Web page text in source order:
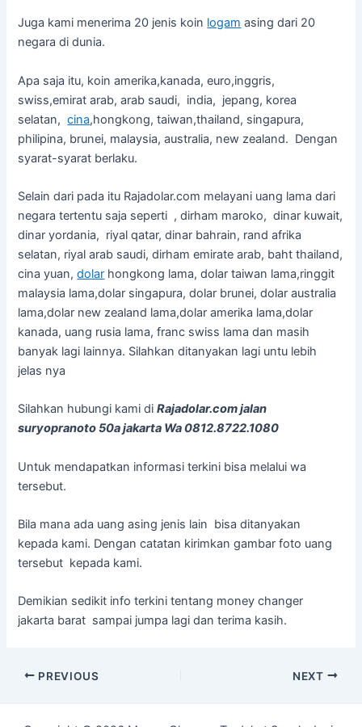
Juga kami menerima 20 jenis koin logam asing dari 20
negara di dunia.
Apa saja itu, koin amerika,kanada, euro,inggris,
swiss,emirat arab, arab saudi, india, jepang, korea
selatan,cina,hongkong, taiwan,thailand, singapura,
philipina, brunei, malaysia, australia, new zealand. Dengan
syarat-syarat berlaku.
Selain dari pada itu Rajadolar.com melayani uang lama dari
negara tertentu saja seperti , dirham maroko, dinar kuwait,
dinar yordania, riyal qatar, dinar bahrain, rand afrika
selatan, riyal arab saudi, dirham emirate arab, baht thailand,
cina yuan,dolar hongkong lama, dolar taiwan lama,ringgit
malaysia lama,dolar singapura, dolar brunei, dolar australia
lama,dolar new zealand lama,dolar amerika lama,dolar
kanada, uang rusia lama, franc swiss lama dan masih
banyak lagi lainnya. Silahkan ditanyakan lagi untu lebih
jelas nya
Silahkan hubungi kami diRajadolar.com jalan
suryopranoto 50a jakarta Wa 0812.8722.1080
Untuk mendapatkan informasi terkini bisa melalui wa
tersebut.
Bila mana ada uang asing jenis lain bisa ditanyakan
kepada kami. Dengan catatan kirimkan gambar foto uang
tersebut kepada kami.
Demikian sedikit info terkini tentang money changer
jakarta barat sampai jumpa lagi dan terima kasih.
Post
PREVIOUS NEXT